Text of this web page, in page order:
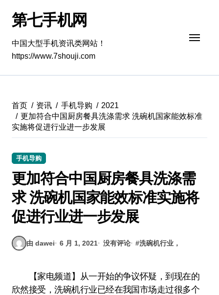
第七手机网
中国大型手机资讯类网站！
https://www.7shouji.com
首页 资讯 手机导购
2021
更加符合中国厨房餐具洗涤需求 洗碗机国家能效标准
实施将促进行业进一步发展
手机导购
更加符合中国厨房餐具洗涤需
求 洗碗机国家能效标准实施将
促进行业进一步发展
由 dawei 6 月 1, 2021 没有评论 #洗碗机行业，
【家电频道】从一开始的争议怀疑，到现在的
欣然接受，洗碗机行业已经在我国市场走过很多个